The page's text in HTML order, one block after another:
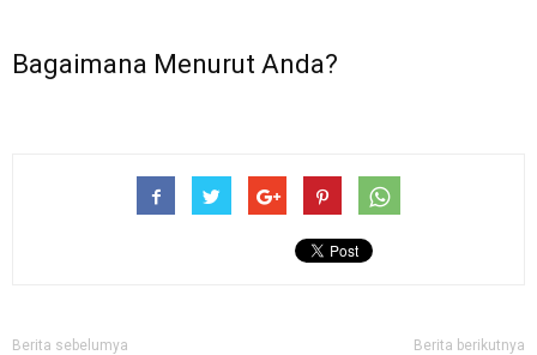
Bagaimana Menurut Anda?
Berita sebelumya Berita berikutnya